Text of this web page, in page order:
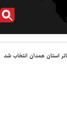
استان همدان انتخاب شد